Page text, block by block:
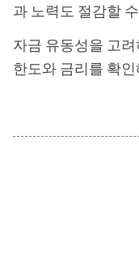
과 노력도 절감할
자금 유동성을 고
한도와 금리를 확